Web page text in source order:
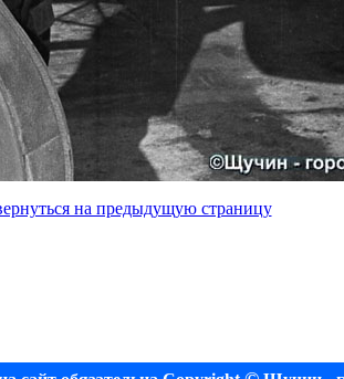
на предыдущую страницу